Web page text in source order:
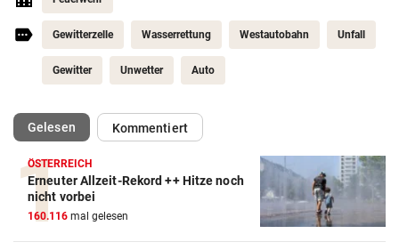
Gewitterzelle Wasserrettung Westautobahn Unfall
Gewitter Unwetter Auto
Gelesen(ausgewählt)Kommentiert
ÖSTERREICH
Erneuter Allzeit-Rekord ++ Hitze noch
nicht vorbei
160.116 mal gelesen